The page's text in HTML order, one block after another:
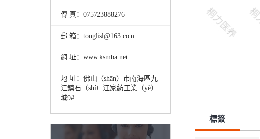
傳 真：075723888276
郵 箱：tonglisl@163.com
網 址：www.ksmba.net
地 址：佛山（shān）市南海區九
江鎮石（shí）江家紡工業（yè）
城9#
標簽